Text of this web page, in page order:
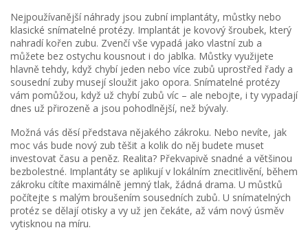
Nejpoužívanější náhrady jsou zubní implantáty, můstky nebo
klasické snímatelné protézy. Implantát je kovový šroubek, který
nahradí kořen zubu. Zvenčí vše vypadá jako vlastní zub a
můžete bez ostychu kousnout i do jablka. Můstky využijete
hlavně tehdy, když chybí jeden nebo více zubů uprostřed řady a
sousední zuby musejí sloužit jako opora. Snímatelné protézy
vám pomůžou, když už chybí zubů víc – ale nebojte, i ty vypadají
dnes už přirozeně a jsou pohodlnější, než bývaly.
Možná vás děsí představa nějakého zákroku. Nebo nevíte, jak
moc vás bude nový zub těšit a kolik do něj budete muset
investovat času a peněz. Realita? Překvapivě snadné a většinou
bezbolestné. Implantáty se aplikují v lokálním znecitlivění, během
zákroku cítíte maximálně jemný tlak, žádná drama. U můstků
počítejte s malým broušením sousedních zubů. U snímatelných
protéz se dělají otisky a vy už jen čekáte, až vám nový úsměv
vytisknou na míru.